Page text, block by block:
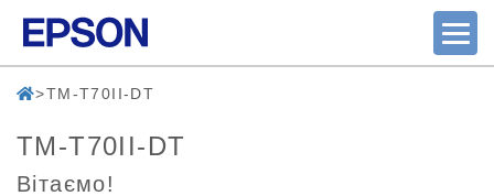
TM-T70II-DT
TM-T70II-DT
Вітаємо!